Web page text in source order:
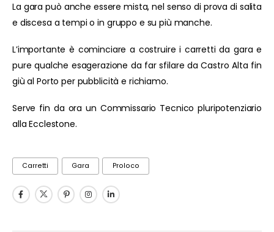
La gara può anche essere mista, nel senso di prova di salita
e discesa a tempi o in gruppo e su più manche.
L’importante è cominciare a costruire i carretti da gara e
pure qualche esagerazione da far sfilare da Castro Alta fin
giù al Porto per pubblicità e richiamo.
Serve fin da ora un Commissario Tecnico pluripotenziario
alla Ecclestone.
Carretti Gara Proloco